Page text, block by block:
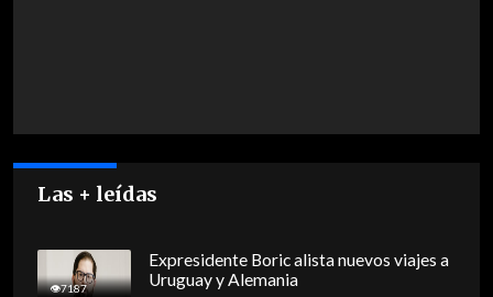
Las + leídas
7187
Expresidente Boric alista nuevos viajes a
Uruguay y Alemania